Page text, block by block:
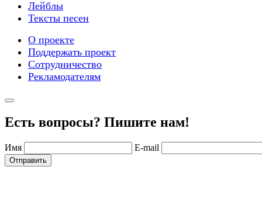
Лейблы
Тексты песен
О проекте
Поддержать проект
Сотрудничество
Рекламодателям
Есть вопросы? Пишите нам!
Имя E-mail